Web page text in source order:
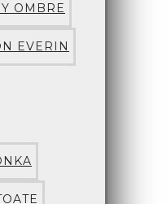
OMBRE
EVERIN